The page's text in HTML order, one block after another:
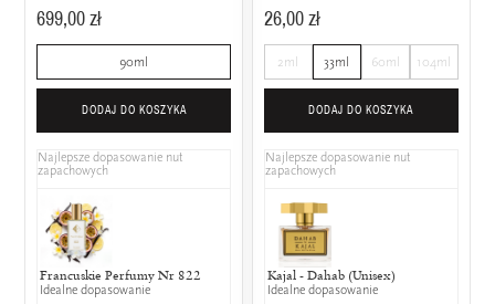
699,00 zł
90ml
DODAJ DO KOSZYKA
Najlepsze dopasowanie nut
zapachowych
Francuskie Perfumy Nr 822
Idealne dopasowanie
26,00 zł
2ml 33ml 60ml 104ml
DODAJ DO KOSZYKA
Najlepsze dopasowanie nut
zapachowych
Kajal - Dahab (Unisex)
Idealne dopasowanie